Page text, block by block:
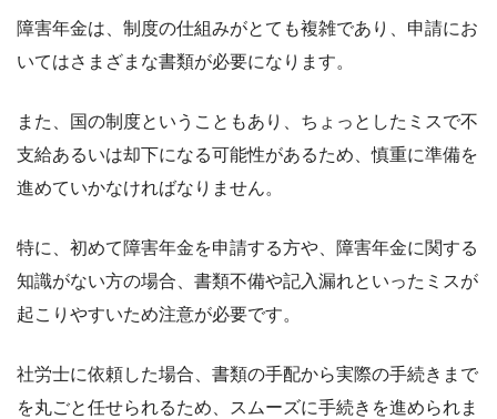
障害年金は、制度の仕組みがとても複雑であり、申請にお
いてはさまざまな書類が必要になります。
また、国の制度ということもあり、ちょっとしたミスで不
支給あるいは却下になる可能性があるため、慎重に準備を
進めていかなければなりません。
特に、初めて障害年金を申請する方や、障害年金に関する
知識がない方の場合、書類不備や記入漏れといったミスが
起こりやすいため注意が必要です。
社労士に依頼した場合、書類の手配から実際の手続きまで
を丸ごと任せられるため、スムーズに手続きを進められま